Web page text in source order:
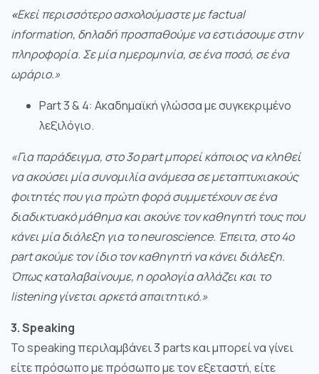
«Εκεί περισσότερο ασχολούμαστε με factual
information, δηλαδή προσπαθούμε να εστιάσουμε στην
πληροφορία. Σε μία ημερομηνία, σε ένα ποσό, σε ένα
ωράριο.»
Part 3 & 4: Ακαδημαϊκή γλώσσα με συγκεκριμένο
λεξιλόγιο.
«Για παράδειγμα, στο 3ο part μπορεί κάποιος να κληθεί
να ακούσει μία συνομιλία ανάμεσα σε μεταπτυχιακούς
φοιτητές που για πρώτη φορά συμμετέχουν σε ένα
διαδικτυακό μάθημα και ακούνε τον καθηγητή τους που
κάνει μία διάλεξη για το neuroscience. Έπειτα, στο 4ο
part ακούμε τον ίδιο τον καθηγητή να κάνει διάλεξη.
Όπως καταλαβαίνουμε, η ορολογία αλλάζει και το
listening γίνεται αρκετά απαιτητικό.»
3. Speaking
Το speaking περιλαμβάνει 3 parts και μπορεί να γίνει
είτε πρόσωπο με πρόσωπο με τον εξεταστή, είτε